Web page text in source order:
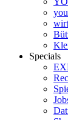
Specials